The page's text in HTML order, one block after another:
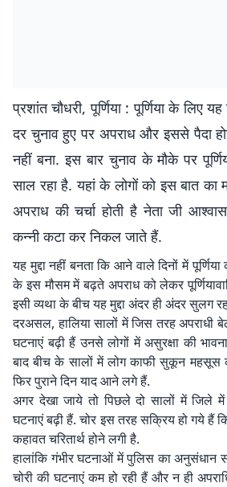
प्रशांत चौधरी, पूर्णिया : पूर्णिया के लिए
दर चुनाव हुए पर अपराध और इससे पैदा
नहीं बना. इस बार चुनाव के मौके पर
साल रहा है. यहां के लोगों को इस बात
अपराध की चर्चा होती है नेता जी
कन्नी कटा कर निकल जाते हैं.
यह मुद्दा नहीं बनता कि आने वाले दिनों में
के इस मौसम में बढ़ते अपराध को लेकर
इसी व्यथा के बीच यह मुद्दा अंदर ही अंदर सुलग
दरअसल, हालिया सालों में जिस तरह अपराधी
घटनाएं बढ़ी हैं उनसे लोगों में असुरक्षा की
बाद बीच के सालों में लोग काफी सुकून महसूस
फिर पुराने दिन याद आने लगे हैं.
अगर देखा जाये तो पिछले दो सालों में जिले
घटनाएं बढ़ी हैं. चोर इस तरह सक्रिय हो गये हैं
कहावत चरितार्थ होने लगी है.
हालांकि गंभीर घटनाओं में पुलिस का अनुसंधान
चोरी की घटनाएं कम हो रही हैं और न ही